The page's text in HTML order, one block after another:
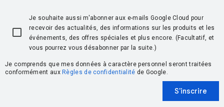
Je souhaite aussi m'abonner aux e-mails Google Cloud pour
recevoir des actualités, des informations sur les produits et les
événements, des offres spéciales et plus encore. (Facultatif, et
vous pourrez vous désabonner par la suite.)
Je comprends que mes données à caractère personnel seront traitées
conformément aux Règles de confidentialité de Google.
S'inscrire